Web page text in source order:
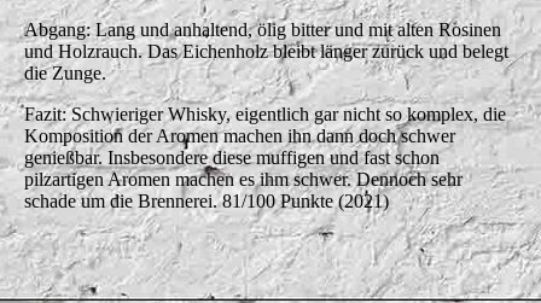
Abgang: Lang und anhaltend, ölig bitter und mit alten Rosinen
und Holzrauch. Das Eichenholz bleibt länger zurück und belegt
die Zunge.
Fazit: Schwieriger Whisky, eigentlich gar nicht so komplex, die
Komposition der Aromen machen ihn dann doch schwer
genießbar. Insbesondere diese muffigen und fast schon
pilzartigen Aromen machen es ihm schwer. Dennoch sehr
schade um die Brennerei. 81/100 Punkte (2021)